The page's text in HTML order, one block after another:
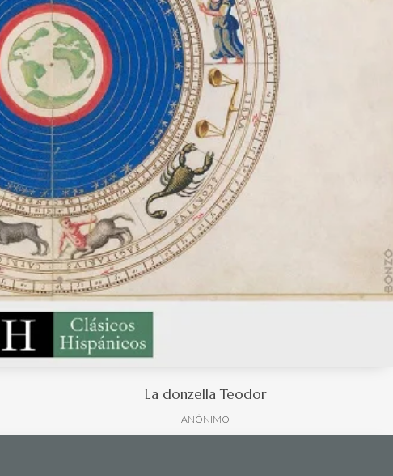
La donzella Teodor
ANÓNIMO